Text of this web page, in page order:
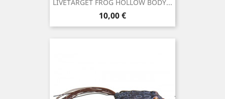
LIVETARGET FROG HOLLOW BODY...
Preço
10,00 €